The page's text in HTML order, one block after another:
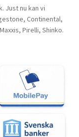
Just nu kan vi
Continental,
Pirelli, Shinko.